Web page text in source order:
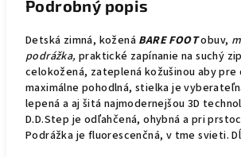
Podrobný popis
Detská zimná, kožená BARE FOOTobuv,
podrážka, praktické zapínanie na suchý
celokožená, zateplená kožušinou aby
maximálne pohodlná, stielka je
lepená a aj šitá najmodernejšou 3D
D.D.Step je odľahčená, ohybná a pri
Podrážka je fluorescenčná, v tme svieti.